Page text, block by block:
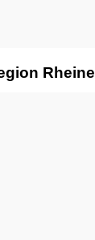
Rheine